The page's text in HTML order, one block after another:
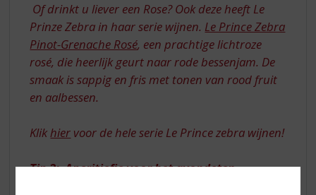
Of drinkt u liever een Rose? Ook deze heeft Le
Prinze Zebra in haar serie wijnen. Le Prince Zebra
Pinot-Grenache Rosé, een prachtige lichtroze
rosé, die heerlijk geurt naar rode bessenjam. De
smaak is sappig en fris met tonen van rood fruit
en aalbessen.
Klikhier voor de hele serie Le Prince zebra wijnen!
Tip 2: Aperitiefje voor het avondeten